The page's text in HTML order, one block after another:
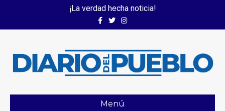
¡La verdad hecha noticia!
FacebookTwitterInstagram
Menú